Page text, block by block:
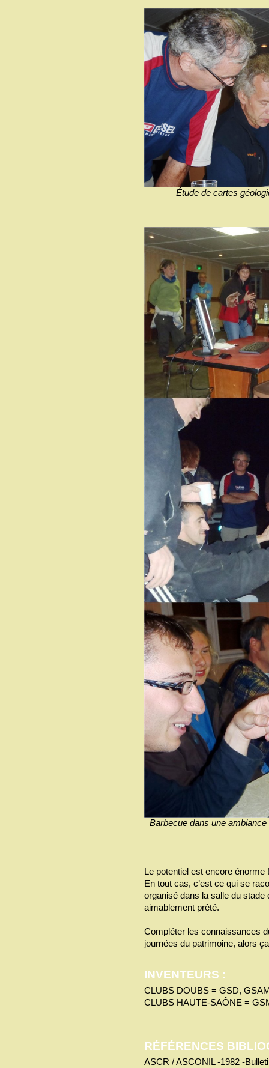
Étude de cartes
Barbecue dans une
Le potentiel est encore énorme
En tout cas, c’est ce qui se
organisé dans la salle du stade
aimablement prêté.
Compléter les connaissances
journées du patrimoine, alors
INVENTEURS :
CLUBS DOUBS = GSD,
CLUBS HAUTE-SAÔNE =
RÉFÉRENCES
ASCR / ASCONIL -1982 -